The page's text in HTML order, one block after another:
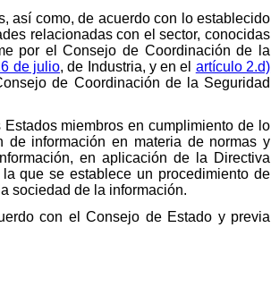
así como, de acuerdo con lo establecido
relacionadas con el sector, conocidas
por el Consejo de Coordinación de la
de julio, de Industria, y en el artículo 2.d)
de Coordinación de la Seguridad
miembros en cumplimiento de lo
información en materia de normas y
en aplicación de la Directiva
que se establece un procedimiento de
sociedad de la información.
con el Consejo de Estado y previa